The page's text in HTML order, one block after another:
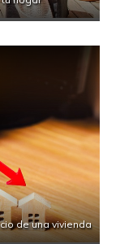
de una vivienda